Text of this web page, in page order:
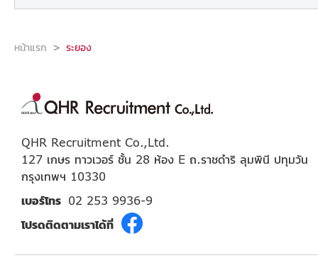
หน้าแรก ระยอง
QHR Recruitment Co.,Ltd.
127 เกษร ทาวเวอร์ ชั้น 28 ห้อง E ถ.ราชดำริ ลุมพินี ปทุมวัน
กรุงเทพฯ 10330
เบอร์โทร 02 253 9936-9
โปรดติดตามเราได้ที่